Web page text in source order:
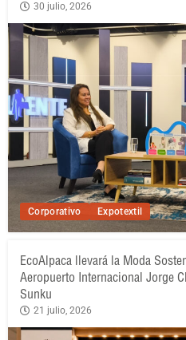
Corporativo Expotextil
30 julio, 2026
EcoAlpaca llevará la Moda
Aeropuerto Internacional Jorge
Sunku
21 julio, 2026